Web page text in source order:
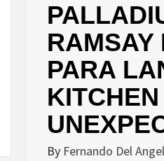
RAMSAY
PARA
By Fernando Del Angel